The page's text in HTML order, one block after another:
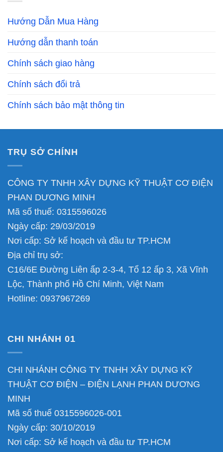
Hướng Dẫn Mua Hàng
Hướng dẫn thanh toán
Chính sách giao hàng
Chính sách đổi trả
Chính sách bảo mật thông tin
TRỤ SỞ CHÍNH
CÔNG TY TNHH XÂY DỰNG KỸ THUẬT CƠ ĐIỆN
PHAN DƯƠNG MINH
Mã số thuế: 0315596026
Ngày cấp: 29/03/2019
Nơi cấp: Sở kế hoạch và đầu tư TP.HCM
Địa chỉ trụ sở:
C16/6E Đường Liên ấp 2-3-4, Tổ 12 ấp 3, Xã Vĩnh
Lộc, Thành phố Hồ Chí Minh, Việt Nam
Hotline: 0937967269
CHI NHÁNH 01
CHI NHÁNH CÔNG TY TNHH XÂY DỰNG KỸ
THUẬT CƠ ĐIỆN – ĐIỆN LẠNH PHAN DƯƠNG
MINH
Mã số thuế 0315596026-001
Ngày cấp: 30/10/2019
Nơi cấp: Sở kế hoạch và đầu tư TP.HCM